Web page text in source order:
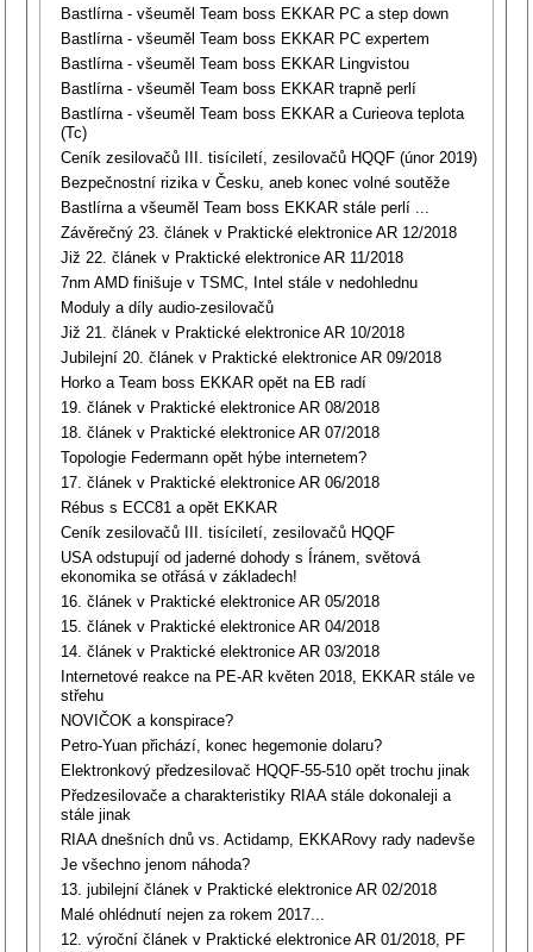
Bastlírna - všeuměl Team boss EKKAR PC a step down
Bastlírna - všeuměl Team boss EKKAR PC expertem
Bastlírna - všeuměl Team boss EKKAR Lingvistou
Bastlírna - všeuměl Team boss EKKAR trapně perlí
Bastlírna - všeuměl Team boss EKKAR a Curieova teplota
(Tc)
Ceník zesilovačů III. tisíciletí, zesilovačů HQQF (únor 2019)
Bezpečnostní rizika v Česku, aneb konec volné soutěže
Bastlírna a všeuměl Team boss EKKAR stále perlí ...
Závěrečný 23. článek v Praktické elektronice AR 12/2018
Již 22. článek v Praktické elektronice AR 11/2018
7nm AMD finišuje v TSMC, Intel stále v nedohlednu
Moduly a díly audio-zesilovačů
Již 21. článek v Praktické elektronice AR 10/2018
Jubilejní 20. článek v Praktické elektronice AR 09/2018
Horko a Team boss EKKAR opět na EB radí
19. článek v Praktické elektronice AR 08/2018
18. článek v Praktické elektronice AR 07/2018
Topologie Federmann opět hýbe internetem?
17. článek v Praktické elektronice AR 06/2018
Rébus s ECC81 a opět EKKAR
Ceník zesilovačů III. tisíciletí, zesilovačů HQQF
USA odstupují od jaderné dohody s Íránem, světová
ekonomika se otřásá v základech!
16. článek v Praktické elektronice AR 05/2018
15. článek v Praktické elektronice AR 04/2018
14. článek v Praktické elektronice AR 03/2018
Internetové reakce na PE-AR květen 2018, EKKAR stále ve
střehu
NOVIČOK a konspirace?
Petro-Yuan přichází, konec hegemonie dolaru?
Elektronkový předzesilovač HQQF-55-510 opět trochu jinak
Předzesilovače a charakteristiky RIAA stále dokonaleji a
stále jinak
RIAA dnešních dnů vs. Actidamp, EKKARovy rady nadevše
Je všechno jenom náhoda?
13. jubilejní článek v Praktické elektronice AR 02/2018
Malé ohlédnutí nejen za rokem 2017...
12. výroční článek v Praktické elektronice AR 01/2018, PF